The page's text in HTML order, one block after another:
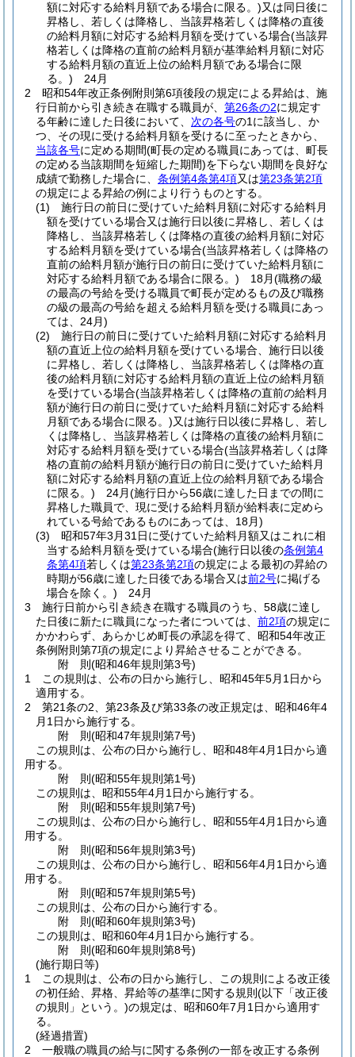
額に対応する給料月額である場合に限る。)又は同日後に
昇格し、若しくは降格し、当該昇格若しくは降格の直後
の給料月額に対応する給料月額を受けている場合(当該昇
格若しくは降格の直前の給料月額が基準給料月額に対応
する給料月額の直近上位の給料月額である場合に限
る。) 24月
2
昭和54年改正条例附則第6項後段の規定による昇給は、施
行日前から引き続き在職する職員が、 第26条の2に規定す
る年齢に達した日後において、 次の各号の1に該当し、か
つ、その現に受ける給料月額を受けるに至ったときから、
当該各号に定める期間(町長の定める職員にあっては、町長
の定める当該期間を短縮した期間)を下らない期間を良好な
成績で勤務した場合に、 条例第4条第4項又は第23条第2項
の規定による昇給の例により行うものとする。
(1)
施行日の前日に受けていた給料月額に対応する給料月
額を受けている場合又は施行日以後に昇格し、若しくは
降格し、当該昇格若しくは降格の直後の給料月額に対応
する給料月額を受けている場合(当該昇格若しくは降格の
直前の給料月額が施行日の前日に受けていた給料月額に
対応する給料月額である場合に限る。) 18月(職務の級
の最高の号給を受ける職員で町長が定めるもの及び職務
の級の最高の号給を超える給料月額を受ける職員にあっ
ては、24月)
(2)
施行日の前日に受けていた給料月額に対応する給料月
額の直近上位の給料月額を受けている場合、施行日以後
に昇格し、若しくは降格し、当該昇格若しくは降格の直
後の給料月額に対応する給料月額の直近上位の給料月額
を受けている場合(当該昇格若しくは降格の直前の給料月
額が施行日の前日に受けていた給料月額に対応する給料
月額である場合に限る。)又は施行日以後に昇格し、若し
くは降格し、当該昇格若しくは降格の直後の給料月額に
対応する給料月額を受けている場合(当該昇格若しくは降
格の直前の給料月額が施行日の前日に受けていた給料月
額に対応する給料月額の直近上位の給料月額である場合
に限る。) 24月(施行日から56歳に達した日までの間に
昇格した職員で、現に受ける給料月額が給料表に定めら
れている号給であるものにあっては、18月)
(3)
昭和57年3月31日に受けていた給料月額又はこれに相
当する給料月額を受けている場合(施行日以後の条例第4
条第4項若しくは第23条第2項の規定による最初の昇給の
時期が56歳に達した日後である場合又は前2号に掲げる
場合を除く。) 24月
3
施行日前から引き続き在職する職員のうち、58歳に達し
た日後に新たに職員になった者については、 前2項の規定に
かかわらず、あらかじめ町長の承認を得て、昭和54年改正
条例附則第7項の規定により昇給させることができる。
附 則(昭和46年規則第3号)
1
この規則は、公布の日から施行し、昭和45年5月1日から
適用する。
2
第21条の2、第23条及び第33条の改正規定は、昭和46年4
月1日から施行する。
附 則(昭和47年規則第7号)
この規則は、公布の日から施行し、昭和48年4月1日から適
用する。
附 則(昭和55年規則第1号)
この規則は、昭和55年4月1日から施行する。
附 則(昭和55年規則第7号)
この規則は、公布の日から施行し、昭和55年4月1日から適
用する。
附 則(昭和56年規則第3号)
この規則は、公布の日から施行し、昭和56年4月1日から適
用する。
附 則(昭和57年規則第5号)
この規則は、公布の日から施行する。
附 則(昭和60年規則第3号)
この規則は、昭和60年4月1日から施行する。
附 則(昭和60年規則第8号)
(施行期日等)
1
この規則は、公布の日から施行し、この規則による改正後
の初任給、昇格、昇給等の基準に関する規則 (以下「改正後
の規則」という。)の規定は、昭和60年7月1日から適用す
る。
(経過措置)
2
一般職の職員の給与に関する条例の一部を改正する条例